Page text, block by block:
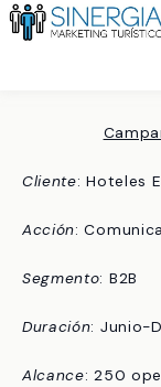
Ir
al
Cliente: Hoteles
Acción:
Segmento: B2B
Duración: Junio-
Alcance: 250